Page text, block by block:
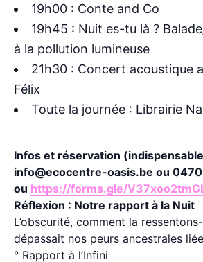
19h00 : Conte and Co
19h45 : Nuit es-tu là ?
à la pollution lumineuse
21h30 : Concert acoustique
Félix
Toute la journée : Librairie
Infos et réservation
info@ecocentre-oasis.be ou
ou https://forms.gle/
Réflexion : Notre rapport à la Nuit
L’obscurité, comment la
dépassait nos peurs ancestrales
° Rapport à l’Infini